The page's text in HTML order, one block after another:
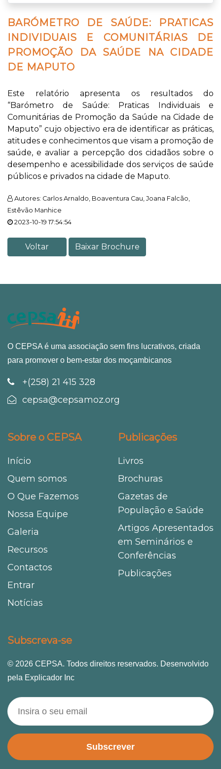
BARÓMETRO DE SAÚDE: PRATICAS
INDIVIDUAIS E COMUNITÁRIAS DE
PROMOÇÃO DA SAÚDE NA CIDADE
DE MAPUTO
Este relatório apresenta os resultados do
“Barómetro de Saúde: Praticas Individuais e
Comunitárias de Promoção da Saúde na Cidade de
Maputo” cujo objectivo era de identificar as práticas,
atitudes e conhecimentos que visam a promoção de
saúde, e avaliar a percepção dos cidadãos sobre o
desempenho e acessibilidade dos serviços de saúde
públicos e privados na cidade de Maputo.
Autores: Carlos Arnaldo, Boaventura Cau, Joana Falcão,
Estêvão Manhice
2023-10-19 17:54:54
Voltar Baixar Brochure
O CEPSA é uma associação sem fins lucrativos, criada
para promover o bem-estar dos moçambicanos
+(258) 21 415 328
cepsa@cepsamoz.org
Sobre o CEPSA
Início
Quem somos
O Que Fazemos
Nossa Equipe
Galeria
Recursos
Contactos
Entrar
Notícias
Publicações
Livros
Brochuras
Gazetas de
População e Saúde
Artigos Apresentados
em Seminários e
Conferências
Publicações
Subscreva-se
© 2026 CEPSA. Todos direitos reservados. Desenvolvido
pela Explicador Inc
Subscrever